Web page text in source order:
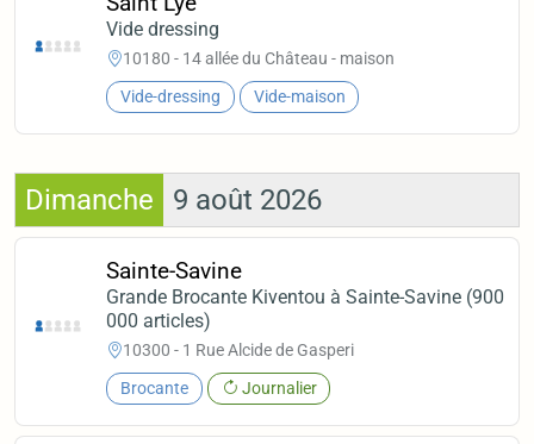
Vide dressing
10180 - 14 allée du Château - maison
Vide-dressing Vide-maison
Dimanche 9 août 2026
Sainte-Savine
Grande Brocante Kiventou à Sainte-Savine (900
000 articles)
10300 - 1 Rue Alcide de Gasperi
Brocante Journalier